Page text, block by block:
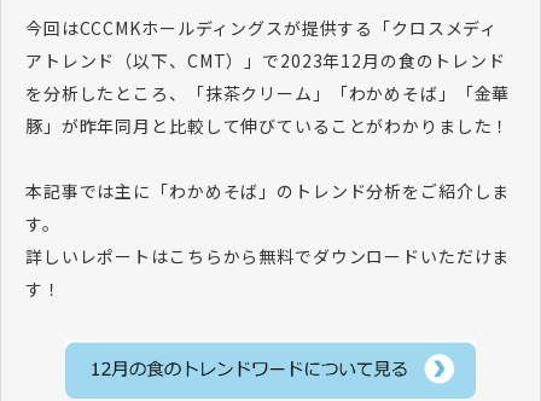
今回はCCCMKホールディングスが提供する「クロスメディ
アトレンド（以下、CMT）」で2023年12月の食のトレンド
を分析したところ、「抹茶クリーム」「わかめそば」「金華
豚」が昨年同月と比較して伸びていることがわかりました！
本記事では主に「わかめそば」のトレンド分析をご紹介しま
す。
詳しいレポートはこちらから無料でダウンロードいただけま
す！